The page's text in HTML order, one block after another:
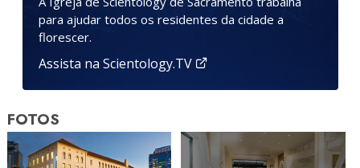
para ajudar todos os residentes da cidade a
florescer.
Assista na Scientology.TV
FOTOS